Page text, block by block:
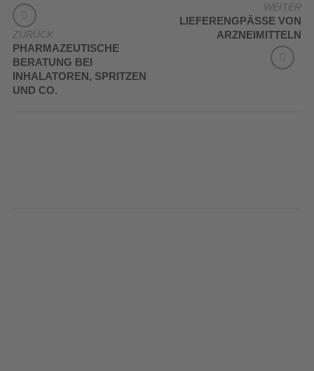
BEITRAGSNAVIGATION
ZURÜCK
PHARMAZEUTISCHE
BERATUNG BEI
INHALATOREN, SPRITZEN
UND CO.
WEITER
LIEFERENGPÄSSE VON
ARZNEIMITTELN